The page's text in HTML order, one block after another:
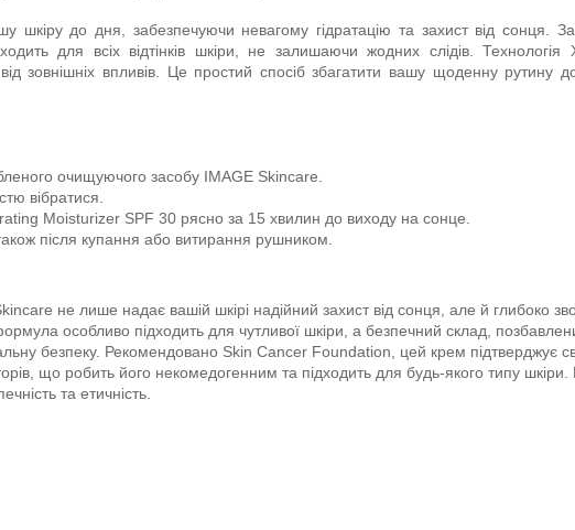
до дня, забезпечуючи невагому гідратацію та захист від сонця.
для всіх відтінків шкіри, не залишаючи жодних слідів. Технологія
зовнішніх впливів. Це простий спосіб збагатити вашу щоденну рутину
очищуючого засобу IMAGE Skincare.
вібратися.
Moisturizer SPF 30 рясно за 15 хвилин до виходу на сонце.
після купання або витирання рушником.
не лише надає вашій шкірі надійний захист від сонця, але й глибоко
особливо підходить для чутливої шкіри, а безпечний склад,
безпеку. Рекомендовано Skin Cancer Foundation, цей крем підтверджує
що робить його некомедогенним та підходить для будь-якого типу шкіри.
та етичність.